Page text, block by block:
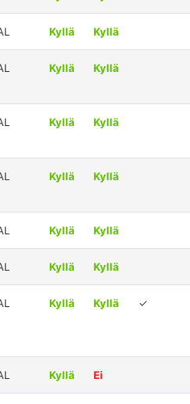
Kyllä Kyllä
Kyllä Kyllä
Kyllä Kyllä
Kyllä Kyllä
Kyllä Kyllä
Kyllä Kyllä
Kyllä Kyllä ✓
Kyllä Ei